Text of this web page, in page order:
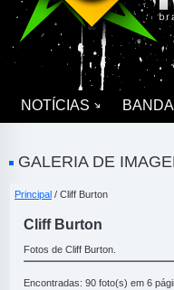
NOTÍCIAS BANDA
GALERIA DE
Principal / Cliff Burton
Cliff Burton
Fotos de Cliff Burton.
Encontradas: 90 foto(s) em 6